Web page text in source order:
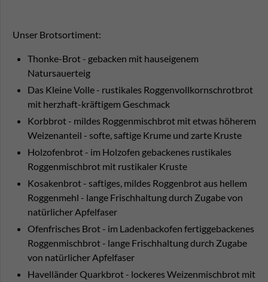
Unser Brotsortiment:
Thonke-Brot - gebacken mit hauseigenem
Natursauerteig
Das Kleine Volle - rustikales Roggenvollkornschrotbrot
mit herzhaft-kräftigem Geschmack
Korbbrot - mildes Roggenmischbrot mit etwas höherem
Weizenanteil - softe, saftige Krume und zarte Kruste
Holzofenbrot - im Holzofen gebackenes rustikales
Roggenmischbrot mit rustikaler Kruste
Kosakenbrot - saftiges, mildes Roggenbrot aus hellem
Roggenmehl - lange Frischhaltung durch Zugabe von
natürlicher Apfelfaser
Ofenfrisches Brot - im Ladenbackofen fertiggebackenes
Roggenmischbrot - lange Frischhaltung durch Zugabe
von natürlicher Apfelfaser
Havelländer Quarkbrot - lockeres Weizenmischbrot mit